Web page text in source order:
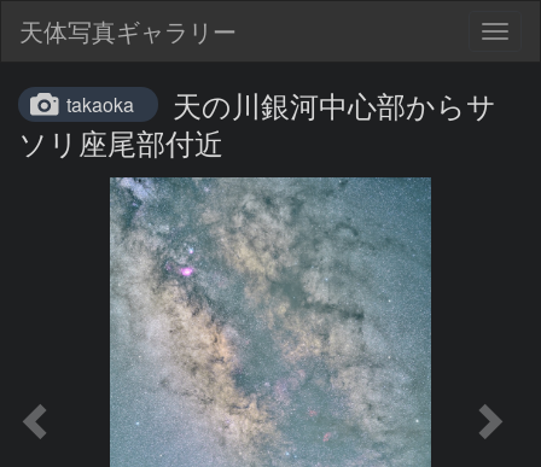
天体写真ギャラリー
takaoka
天の川銀河中心部からサ
ソリ座尾部付近